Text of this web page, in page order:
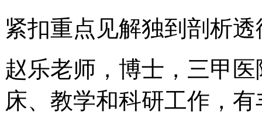
紧扣重点 见解独到 剖析透
赵乐老师，博士，三甲
床、教学和科研工作，